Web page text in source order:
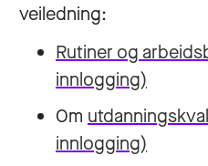
veiledning:
Rutiner og
innlogging)
Om
innlogging)